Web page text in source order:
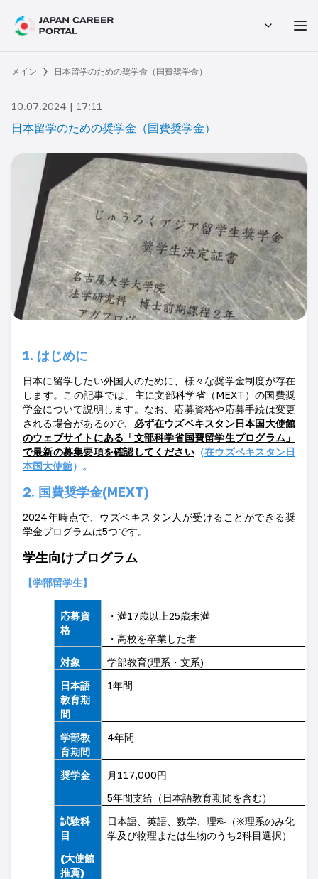
メイン 日本留学のための奨学金（国費奨学金）
10.07.2024 | 17:11
日本留学のための奨学金（国費奨学金）
1. はじめに
日本に留学したい外国人のために、様々な奨学金制度が存在
します。この記事では、主に文部科学省（MEXT ）の国費奨
学金について説明します。なお、応募資格や応募手続は変更
される場合があるので、 必ず在ウズベキスタン日本国大使館
のウェブサイトにある「文部科学省国費留学生プログラム」
で最新の募集要項を確認してください（在ウズベキスタン日
本国大使館）。
2. 国費奨学金(MEXT)
2024年時点で、ウズベキスタン人が受けることができる奨
学金プログラムは5つです。
学生向けプログラム
【学部留学生】
応募資
格
・満17歳以上25歳未満
・高校を卒業した者
対象
学部教育(理系・文系)
日本語
教育期
間
1年間
学部教
育期間
4年間
奨学金 月 117,000円
5年間支給（日本語教育期間を含む）
試験科
目
(大使館
推薦)
日本語、英語、数学、理科（※理系のみ化
学及び物理または生物のうち2科目選択）